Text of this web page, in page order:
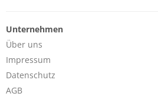
Unternehmen
Über uns
Impressum
Datenschutz
AGB